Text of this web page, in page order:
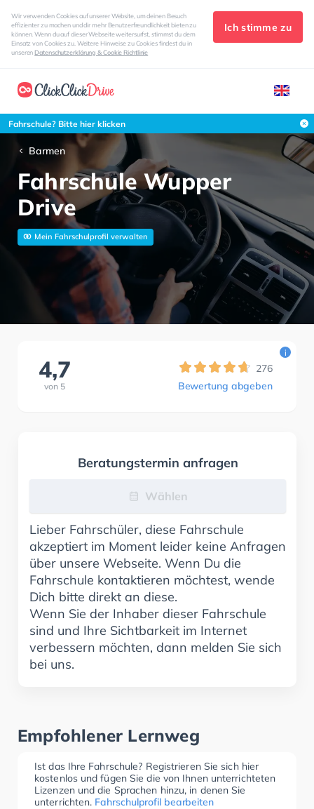
Wir verwenden Cookies auf unserer Website, um deinen Besuch
effizienter zu machen und dir mehr Benutzerfreundlichkeit bieten zu
können. Wenn du auf dieser Webseite weitersurfst, stimmst du dem
Einsatz von Cookies zu. Weitere Hinweise zu Cookies findest du in
unserenDatenschutzerklärung & Cookie Richtlinie
Ich stimme zu
Fahrschule? Bitte hier klicken
Barmen
Fahrschule Wupper
Drive
Mein Fahrschulprofil verwalten
4,7
von 5
276
Bewertung abgeben
i
Beratungstermin anfragen
Wählen
Lieber Fahrschüler, diese Fahrschule
akzeptiert im Moment leider keine Anfragen
über unsere Webseite. Wenn Du die
Fahrschule kontaktieren möchtest, wende
Dich bitte direkt an diese.
Wenn Sie der Inhaber dieser Fahrschule
sind und Ihre Sichtbarkeit im Internet
verbessern möchten, dann melden Sie sich
bei uns.
Empfohlener Lernweg
Ist das Ihre Fahrschule? Registrieren Sie sich hier
kostenlos und fügen Sie die von Ihnen unterrichteten
Lizenzen und die Sprachen hinzu, in denen Sie
unterrichten. Fahrschulprofil bearbeiten